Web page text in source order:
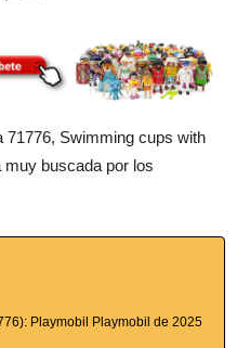
71776, Swimming cups with
muy buscada por los
Playmobil Playmobil de 2025